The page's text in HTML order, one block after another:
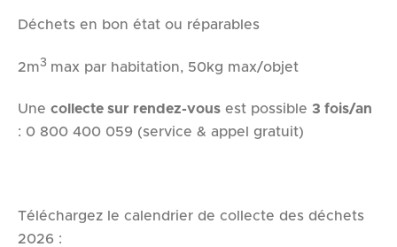
Déchets en bon état ou réparables
2m3 max par habitation, 50kg max/objet
Une collecte sur rendez-vous est possible 3 fois/an
: 0 800 400 059 (service & appel gratuit)
Téléchargez le calendrier de collecte des déchets
2026 :